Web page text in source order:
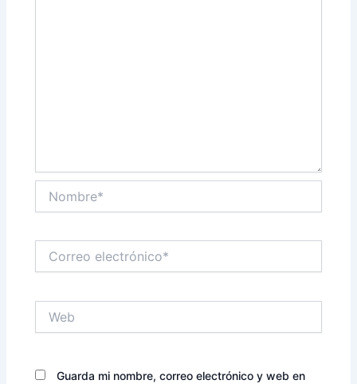
electrónico*
Guarda mi nombre, correo electrónico y web en